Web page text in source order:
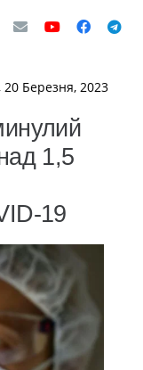
20 Березня, 2023
1,5
19